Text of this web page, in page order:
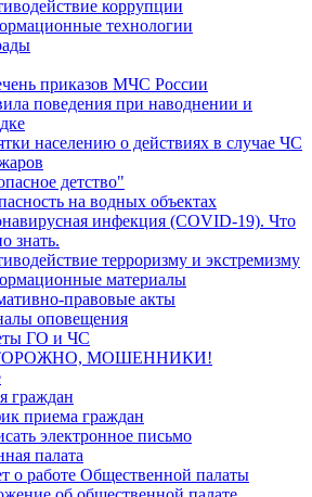
коррупции
технологии
приказов МЧС России
поведения при наводнении и
населению о действиях в случае ЧС
детство"
на водных объектах
инфекция (COVID-19). Что
знать.
терроризму и экстремизму
материалы
правовые акты
оповещения
ГО и ЧС
МОШЕННИКИ!
граждан
приема граждан
электронное письмо
палата
о работе Общественной палаты